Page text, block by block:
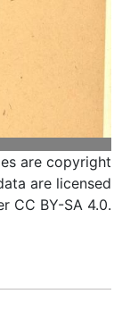
are copyright
are licensed
CC BY-SA 4.0.